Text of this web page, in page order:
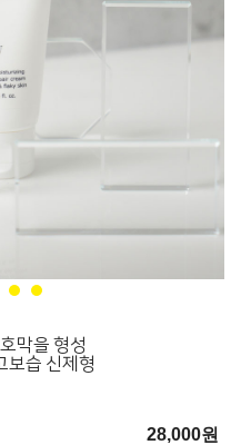
막을 형성
보습 신제형
28,000원